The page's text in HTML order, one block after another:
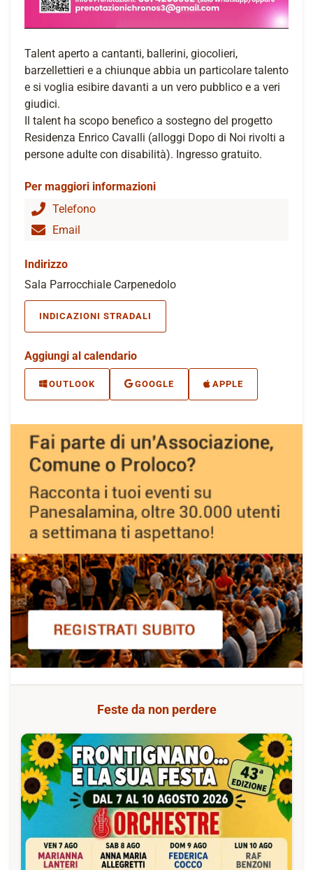
Talent aperto a cantanti, ballerini, giocolieri,
barzellettieri e a chiunque abbia un particolare talento
e si voglia esibire davanti a un vero pubblico e a veri
giudici.
Il talent ha scopo benefico a sostegno del progetto
Residenza Enrico Cavalli (alloggi Dopo di Noi rivolti a
persone adulte con disabilità). Ingresso gratuito.
Per maggiori informazioni
Telefono
Email
Indirizzo
Sala Parrocchiale Carpenedolo
INDICAZIONI STRADALI
Aggiungi al calendario
OUTLOOK GOOGLE APPLE
Feste da non perdere